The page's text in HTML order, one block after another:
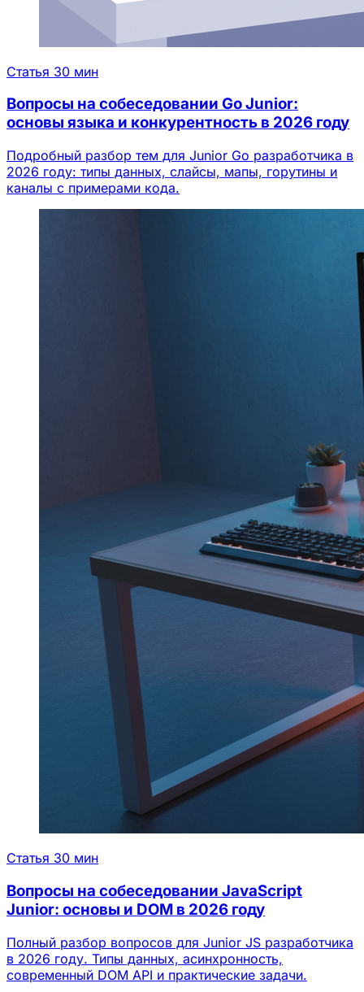
Статья 30 мин
Вопросы на собеседовании Go Junior:
основы языка и конкурентность в 2026 году
Подробный разбор тем для Junior Go разработчика в
2026 году: типы данных, слайсы, мапы, горутины и
каналы с примерами кода.
Статья 30 мин
Вопросы на собеседовании JavaScript
Junior: основы и DOM в 2026 году
Полный разбор вопросов для Junior JS разработчика
в 2026 году. Типы данных, асинхронность,
современный DOM API и практические задачи.